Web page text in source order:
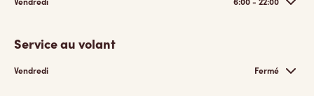
Service au volant
Vendredi Fermé